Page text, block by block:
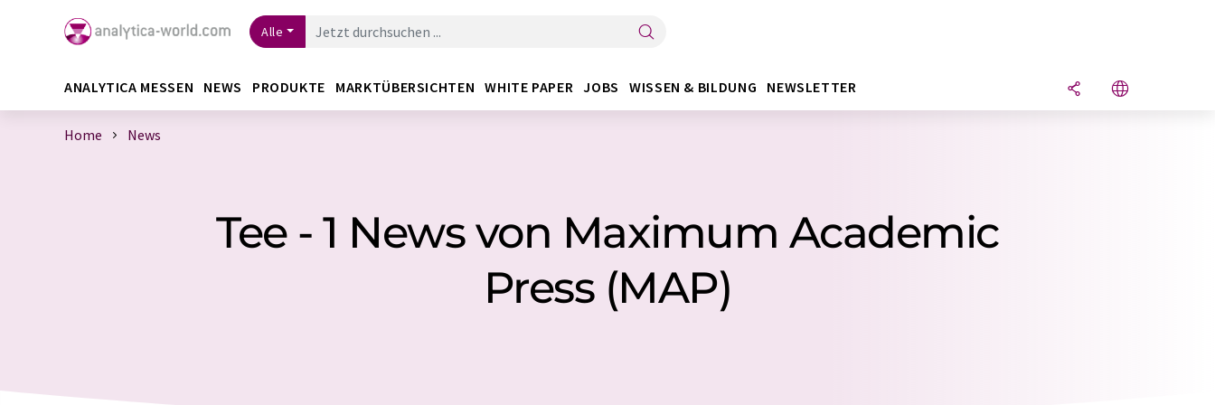
Alle
ANALYTICA MESSEN NEWS PRODUKTE MARKTÜBERSICHTEN WHITE PAPER JOBS WISSEN & BILDUNG NEWSLETTER
Home News
Tee - 1 News von Maximum Academic
Press (MAP)